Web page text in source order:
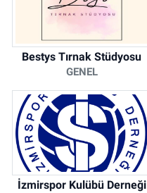
Bestys Tırnak Stüdyosu
GENEL
İzmirspor Kulübü Derneği